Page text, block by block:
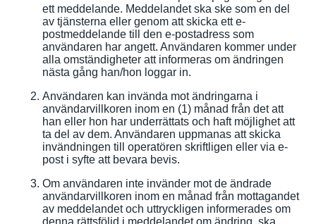
ett meddelande. Meddelandet ska ske som en del
av tjänsterna eller genom att skicka ett e-
postmeddelande till den e-postadress som
användaren har angett. Användaren kommer under
alla omständigheter att informeras om ändringen
nästa gång han/hon loggar in.
Användaren kan invända mot ändringarna i
användarvillkoren inom en (1) månad från det att
han eller hon har underrättats och haft möjlighet att
ta del av dem. Användaren uppmanas att skicka
invändningen till operatören skriftligen eller via e-
post i syfte att bevara bevis.
Om användaren inte invänder mot de ändrade
användarvillkoren inom en månad från mottagandet
av meddelandet och uttryckligen informerades om
denna rättsföljd i meddelandet om ändring, ska